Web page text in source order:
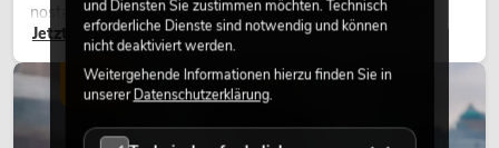
nostalgischer Effekt, sondern ein bewusst eingesetztes
Gestaltungsmittel: Es schafft Atmosphäre, gibt Szenen
Charakter und kann technische LED-Setups emotionaler
wirken lassen.
Jetzt lesen
LICHT
und Diensten Sie zustimmen möchten. Technisch
erforderliche Dienste sind notwendig und können
nicht deaktiviert werden.
Weitergehende Informationen hierzu finden Sie in
unsererDatenschutzerklärung.